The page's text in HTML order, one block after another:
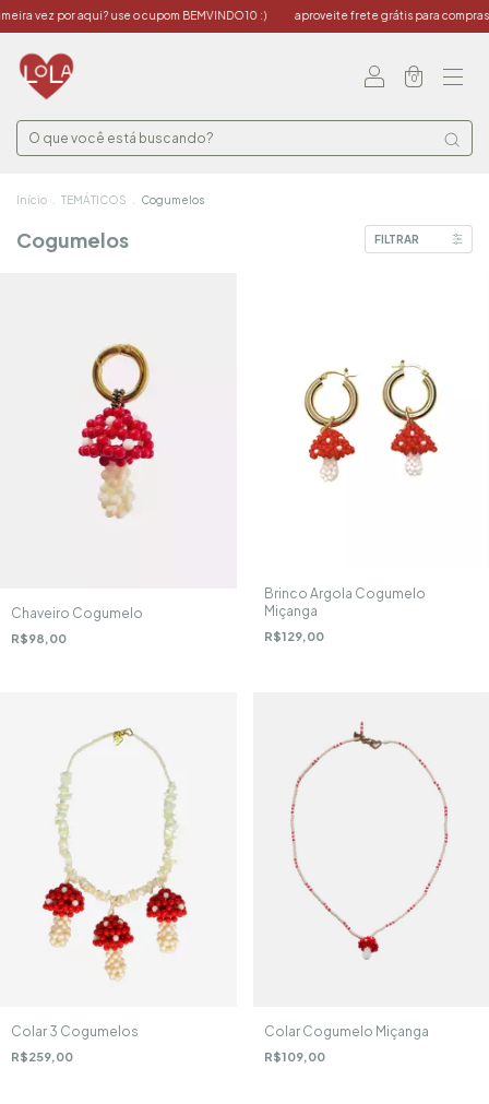
vez por aqui? use o cupom BEMVINDO10 :) aproveite frete grátis para compras a
0
Início TEMÁTICOS Cogumelos
Cogumelos FILTRAR
Chaveiro Cogumelo
R$98,00
Brinco Argola Cogumelo
Miçanga
R$129,00
Colar 3 Cogumelos
R$259,00
Colar Cogumelo Miçanga
R$109,00